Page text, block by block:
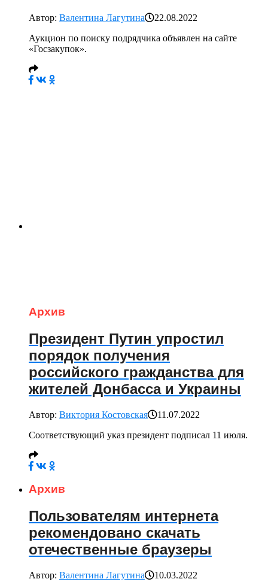
Автор: Валентина Лагутина
22.08.2022
Аукцион по поиску подрядчика объявлен на сайте
«Госзакупок».
Архив
Президент Путин упростил
порядок получения
российского гражданства для
жителей Донбасса и Украины
Автор: Виктория Костовская
11.07.2022
Соответствующий указ президент подписал 11 июля.
Архив
Пользователям интернета
рекомендовано скачать
отечественные браузеры
Автор: Валентина Лагутина 10.03.2022